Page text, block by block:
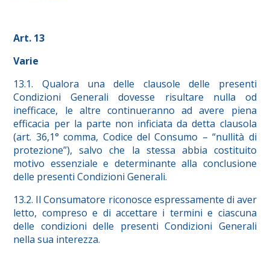
Art. 13
Varie
13.1. Qualora una delle clausole delle presenti
Condizioni Generali dovesse risultare nulla od
inefficace, le altre continueranno ad avere piena
efficacia per la parte non inficiata da detta clausola
(art. 36,1° comma, Codice del Consumo – “nullità di
protezione”), salvo che la stessa abbia costituito
motivo essenziale e determinante alla conclusione
delle presenti Condizioni Generali.
13.2. Il Consumatore riconosce espressamente di aver
letto, compreso e di accettare i termini e ciascuna
delle condizioni delle presenti Condizioni Generali
nella sua interezza.